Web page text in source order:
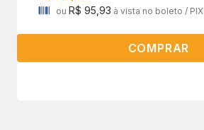
ou R$ 95,93 à vista no boleto / PIX
COMPRAR